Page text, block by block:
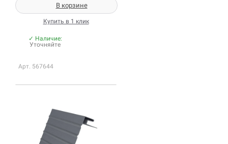
В корзине
Купить в 1 клик
✓ Наличие:
Уточняйте
Арт. 567644